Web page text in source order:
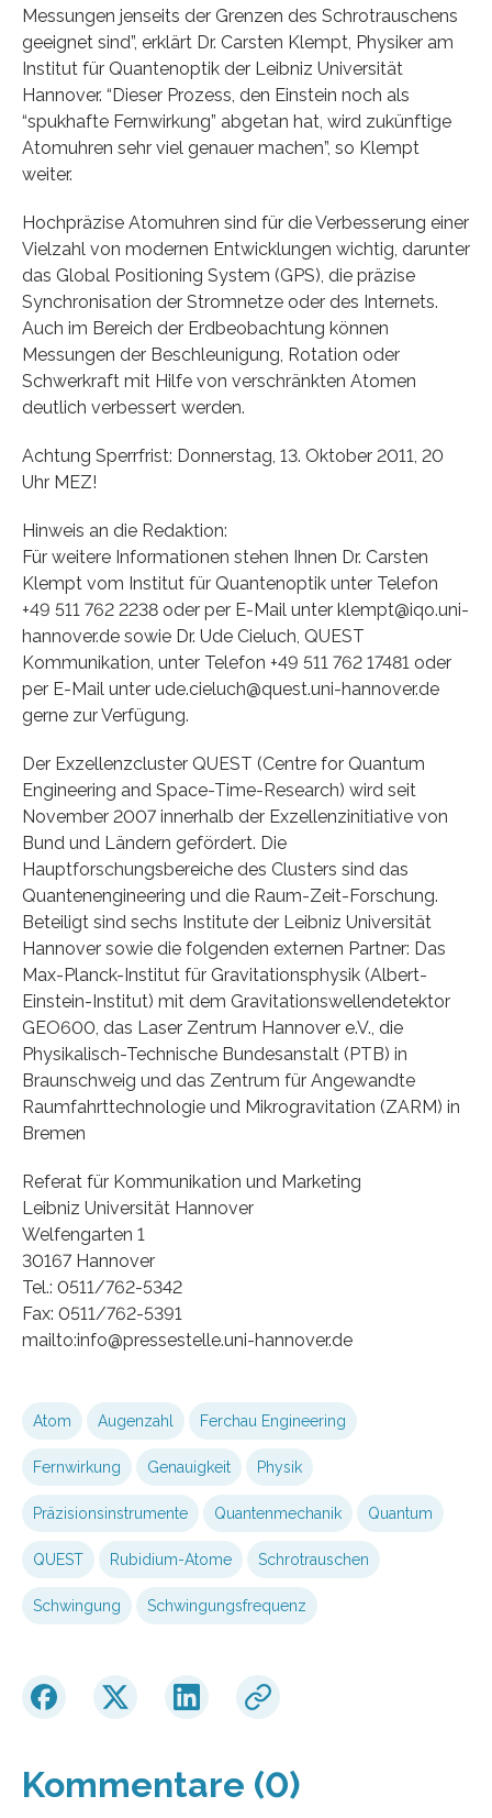
Messungen jenseits der Grenzen des Schrotrauschens
geeignet sind”, erklärt Dr. Carsten Klempt, Physiker am
Institut für Quantenoptik der Leibniz Universität
Hannover. “Dieser Prozess, den Einstein noch als
“spukhafte Fernwirkung” abgetan hat, wird zukünftige
Atomuhren sehr viel genauer machen”, so Klempt
weiter.
Hochpräzise Atomuhren sind für die Verbesserung einer
Vielzahl von modernen Entwicklungen wichtig, darunter
das Global Positioning System (GPS), die präzise
Synchronisation der Stromnetze oder des Internets.
Auch im Bereich der Erdbeobachtung können
Messungen der Beschleunigung, Rotation oder
Schwerkraft mit Hilfe von verschränkten Atomen
deutlich verbessert werden.
Achtung Sperrfrist: Donnerstag, 13. Oktober 2011, 20
Uhr MEZ!
Hinweis an die Redaktion:
Für weitere Informationen stehen Ihnen Dr. Carsten
Klempt vom Institut für Quantenoptik unter Telefon
+49 511 762 2238 oder per E-Mail unter klempt@iqo.uni-
hannover.de sowie Dr. Ude Cieluch, QUEST
Kommunikation, unter Telefon +49 511 762 17481 oder
per E-Mail unter ude.cieluch@quest.uni-hannover.de
gerne zur Verfügung.
Der Exzellenzcluster QUEST (Centre for Quantum
Engineering and Space-Time-Research) wird seit
November 2007 innerhalb der Exzellenzinitiative von
Bund und Ländern gefördert. Die
Hauptforschungsbereiche des Clusters sind das
Quantenengineering und die Raum-Zeit-Forschung.
Beteiligt sind sechs Institute der Leibniz Universität
Hannover sowie die folgenden externen Partner: Das
Max-Planck-Institut für Gravitationsphysik (Albert-
Einstein-Institut) mit dem Gravitationswellendetektor
GEO600, das Laser Zentrum Hannover e.V., die
Physikalisch-Technische Bundesanstalt (PTB) in
Braunschweig und das Zentrum für Angewandte
Raumfahrttechnologie und Mikrogravitation (ZARM) in
Bremen
Referat für Kommunikation und Marketing
Leibniz Universität Hannover
Welfengarten 1
30167 Hannover
Tel.: 0511/762-5342
Fax: 0511/762-5391
mailto:info@pressestelle.uni-hannover.de
Atom Augenzahl Ferchau Engineering
Fernwirkung Genauigkeit Physik
Präzisionsinstrumente Quantenmechanik Quantum
QUEST Rubidium-Atome Schrotrauschen
Schwingung Schwingungsfrequenz
Kommentare (0)